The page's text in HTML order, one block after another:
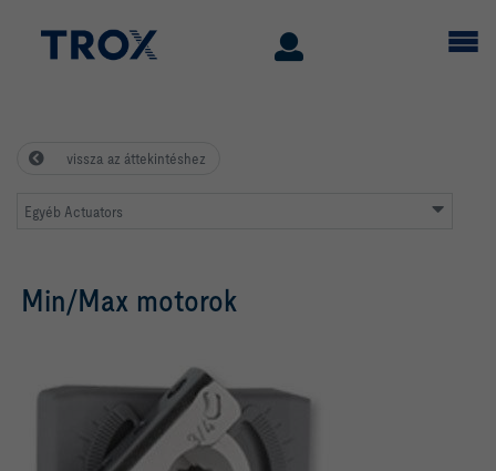
vissza az áttekintéshez
Egyéb Actuators
Min/Max motorok